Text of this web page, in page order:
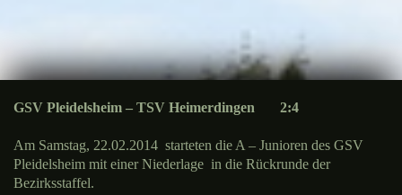
GSV Pleidelsheim – TSV Heimerdingen 2:4
Am Samstag, 22.02.2014 starteten die A – Junioren des GSV
Pleidelsheim mit einer Niederlage in die Rückrunde der
Bezirksstaffel.